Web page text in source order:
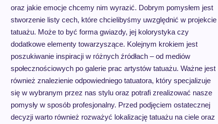
oraz jakie emocje chcemy nim wyrazić. Dobrym pomysłem jest
stworzenie listy cech, które chcielibyśmy uwzględnić w projekcie
tatuażu. Może to być forma gwiazdy, jej kolorystyka czy
dodatkowe elementy towarzyszące. Kolejnym krokiem jest
poszukiwanie inspiracji w różnych źródłach – od mediów
społecznościowych po galerie prac artystów tatuażu. Ważne jest
również znalezienie odpowiedniego tatuatora, który specjalizuje
się w wybranym przez nas stylu oraz potrafi zrealizować nasze
pomysły w sposób profesjonalny. Przed podjęciem ostatecznej
decyzji warto również rozważyć lokalizację tatuażu na ciele oraz